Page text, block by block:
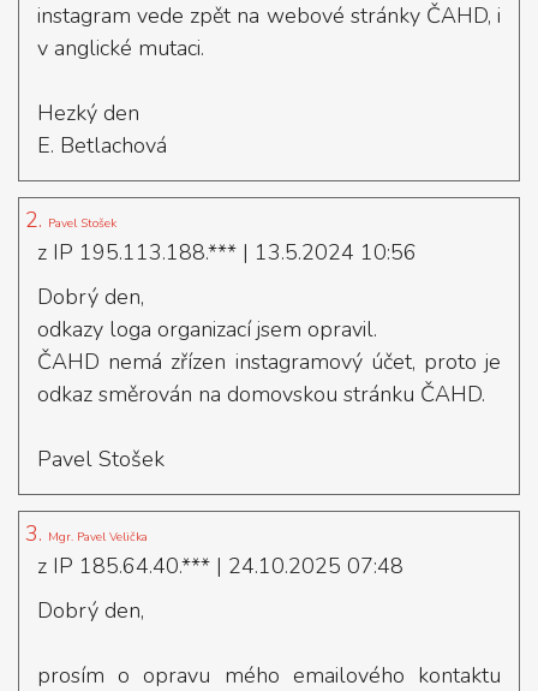
instagram vede zpět na webové stránky ČAHD, i
v anglické mutaci.
Hezký den
E. Betlachová
2. Pavel Stošek
z IP 195.113.188.*** | 13.5.2024 10:56
Dobrý den,
odkazy loga organizací jsem opravil.
ČAHD nemá zřízen instagramový účet, proto je
odkaz směrován na domovskou stránku ČAHD.
Pavel Stošek
3. Mgr. Pavel Velička
z IP 185.64.40.*** | 24.10.2025 07:48
Dobrý den,
prosím o opravu mého emailového kontaktu